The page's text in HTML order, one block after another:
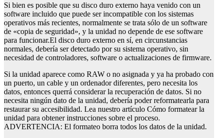
Si bien es posible que su disco duro externo haya venido con un
software incluido que puede ser incompatible con los sistemas
operativos más recientes, normalmente se trata sólo de un software
de «copia de seguridad», y la unidad no depende de ese software
para funcionar.El disco duro externo en sí, en circunstancias
normales, debería ser detectado por su sistema operativo, sin
necesidad de controladores, software o actualizaciones de firmware.
Si la unidad aparece como RAW o no asignada y ya ha probado con
un puerto, un cable y un ordenador diferentes, pero necesita los
datos, entonces querrá considerar la recuperación de datos. Si no
necesita ningún dato de la unidad, debería poder reformatearla para
restaurar su accesibilidad. Lea nuestro artículo Cómo formatear la
unidad para obtener instrucciones sobre el proceso.
ADVERTENCIA: El formateo borra todos los datos de la unidad.